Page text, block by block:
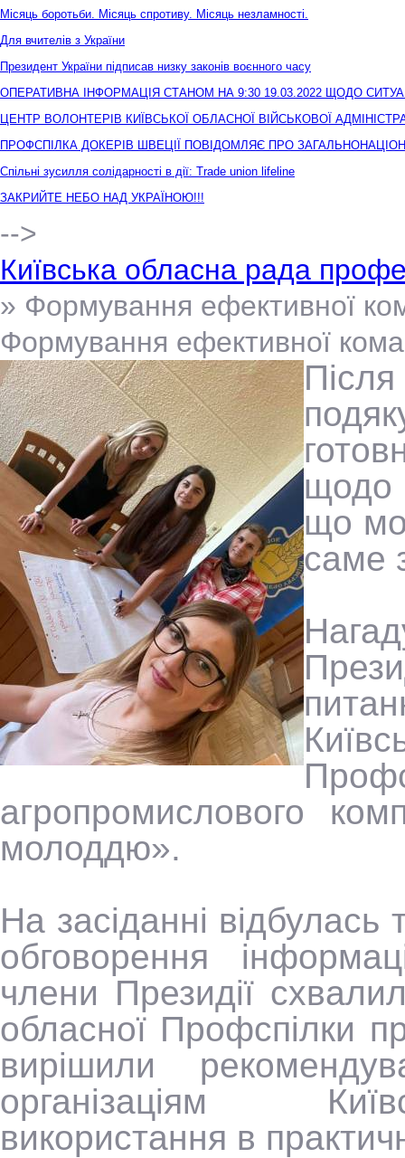
Місяць боротьби. Місяць спротиву. Місяць незламності.
Для вчителів з України
Президент України підписав низку законів воєнного часу
ОПЕРАТИВНА ІНФОРМАЦІЯ СТАНОМ НА 9:30 19.03.2022 ЩОДО
ЦЕНТР ВОЛОНТЕРІВ КИЇВСЬКОЇ ОБЛАСНОЇ ВІЙСЬКОВОЇ
ПРОФСПІЛКА ДОКЕРІВ ШВЕЦІЇ ПОВІДОМЛЯЄ ПРО
Спільні зусилля солідарності в дії: Trade union lifeline
ЗАКРИЙТЕ НЕБО НАД УКРАЇНОЮ!!!
-->
Київська обласна рада
» Формування ефективної
Формування ефективної
щодо
що
саме
агропромислового
молоддю».
На засіданні
обговорення
члени Президії
обласної Профспілки
вирішили
організаціям
використання в